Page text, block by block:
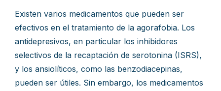
Existen varios medicamentos que pueden ser
efectivos en el tratamiento de la agorafobia. Los
antidepresivos, en particular los inhibidores
selectivos de la recaptación de serotonina (ISRS),
y los ansiolíticos, como las benzodiacepinas,
pueden ser útiles. Sin embargo, los medicamentos